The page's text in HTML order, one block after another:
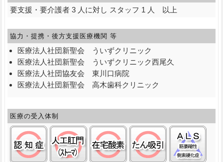
要支援・要介護者 3 人に対し スタッフ 1 人 以上
協力・提携・後方支援 医療機関 等
医療法人社団新聖会 ういずクリニック
医療法人社団新聖会 ういずクリニック西尾久
医療法人社団協友会 東川口病院
医療法人社団新聖会 高木歯科クリニック
医療の受入体制
認知症:○ ストーマ(人工肛門):○
在宅酸素:○ たん吸引:○ 筋